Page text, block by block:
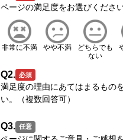
非常に不満 やや不満
どちらでも
ない
Q2. 必須
満足度の理由にあてはまるもの
Q3. 任意